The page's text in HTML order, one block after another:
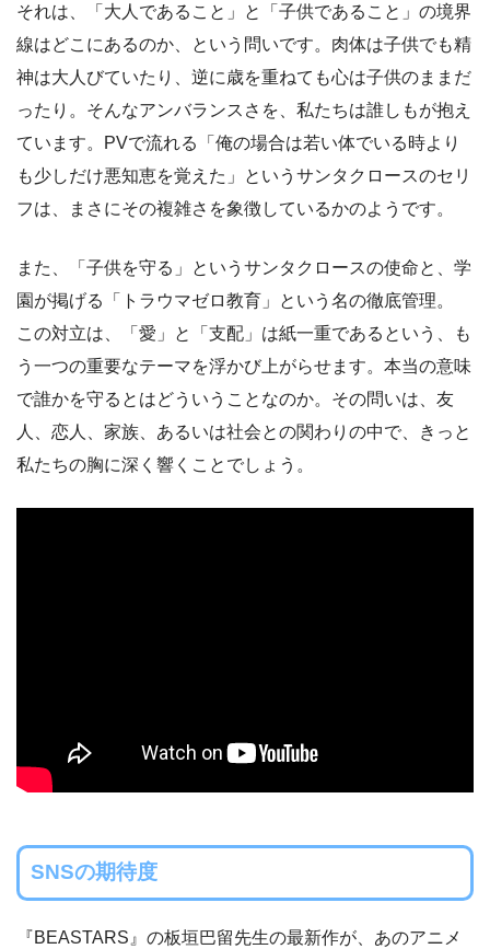
それは、「大人であること」と「子供であること」の境界
線はどこにあるのか、という問いです。肉体は子供でも精
神は大人びていたり、逆に歳を重ねても心は子供のままだ
ったり。そんなアンバランスさを、私たちは誰しもが抱え
ています。PVで流れる「俺の場合は若い体でいる時より
も少しだけ悪知恵を覚えた」というサンタクロースのセリ
フは、まさにその複雑さを象徴しているかのようです。
また、「子供を守る」というサンタクロースの使命と、学
園が掲げる「トラウマゼロ教育」という名の徹底管理。
この対立は、「愛」と「支配」は紙一重であるという、も
う一つの重要なテーマを浮かび上がらせます。本当の意味
で誰かを守るとはどういうことなのか。その問いは、友
人、恋人、家族、あるいは社会との関わりの中で、きっと
私たちの胸に深く響くことでしょう。
SNSの期待度
『BEASTARS』の板垣巴留先生の最新作が、あのアニメ